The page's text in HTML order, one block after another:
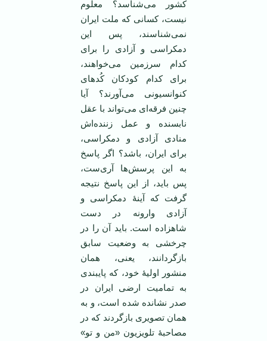
کشور می‌شناسد؟ معلوم
نیست، کسانی که ملت ایران
نمی‌شناسند، پس این
دمکراسی و آزادی را برای
کدام سرزمین می‌خواهند،
برای کدام کودکان کُدهای
کنوانسیونی می‌آورند؟ آیا
چنین فرقه‌ای می‌تواند با عقل
نابسنده‌ و عمل زننده‌اش
منادی آزادی و دمکراسی،
برای ایران، باشد؟ اگر پاسخ
به این پرسش‌ها آری‌ست،
پس باید، از این پاسخ نتیجه
گرفت که آینۀ دمکراسی و
آزادی وارونه در دست
شاهزاده است. باید آن را در
چرخشی به وضعیت سابق
بازگردانند، یعنی، همان
منشور اولیۀ خود، که پایبندی
به تمامیت ارضی ایران در
صدر نشانده شده است، و به
همان تصویری بازگردند که در
مصاحبۀ تلویزیون «من و تو»